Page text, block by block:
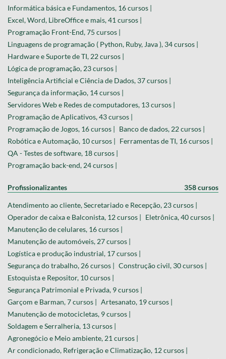
Informática básica e Fundamentos, 16 cursos |
Excel, Word, LibreOffice e mais, 41 cursos |
Programação Front-End, 75 cursos |
Linguagens de programação ( Python, Ruby, Java ), 34 cursos |
Hardware e Suporte de TI, 22 cursos |
Lógica de programação, 23 cursos |
Inteligência Artificial e Ciência de Dados, 37 cursos |
Segurança da informação, 14 cursos |
Servidores Web e Redes de computadores, 13 cursos |
Programação de Aplicativos, 43 cursos |
Programação de Jogos, 16 cursos |
Banco de dados, 22 cursos |
Robótica e Automação, 10 cursos |
Ferramentas de TI, 16 cursos |
QA - Testes de software, 18 cursos |
Programação back-end, 24 cursos |
Profissionalizantes 358 cursos
Atendimento ao cliente, Secretariado e Recepção, 23 cursos |
Operador de caixa e Balconista, 12 cursos |
Eletrônica, 40 cursos |
Manutenção de celulares, 16 cursos |
Manutenção de automóveis, 27 cursos |
Logística e produção industrial, 17 cursos |
Segurança do trabalho, 26 cursos |
Construção civil, 30 cursos |
Estoquista e Repositor, 10 cursos |
Segurança Patrimonial e Privada, 9 cursos |
Garçom e Barman, 7 cursos |
Artesanato, 19 cursos |
Manutenção de motocicletas, 9 cursos |
Soldagem e Serralheria, 13 cursos |
Agronegócio e Meio ambiente, 21 cursos |
Ar condicionado, Refrigeração e Climatização, 12 cursos |